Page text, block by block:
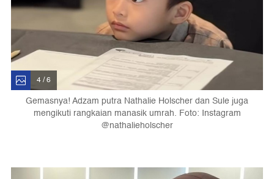
4 / 6
Gemasnya! Adzam putra Nathalie Holscher dan Sule juga
mengikuti rangkaian manasik umrah. Foto: Instagram
@nathalieholscher